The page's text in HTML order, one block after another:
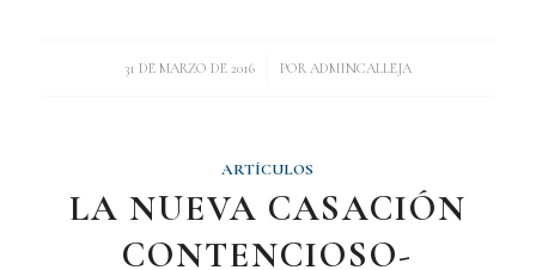
31 DE MARZO DE 2016
/ POR ADMINCALLEJA
ARTÍCULOS
LA NUEVA CASACIÓN
CONTENCIOSO-